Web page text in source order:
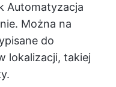
Automatyzacja
Można na
do
lokalizacji, takiej